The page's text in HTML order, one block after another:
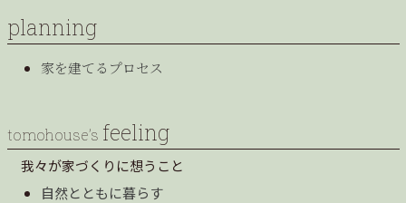
planning
家を建てるプロセス
tomohouse’s feeling
我々が家づくりに想うこと
自然とともに暮らす